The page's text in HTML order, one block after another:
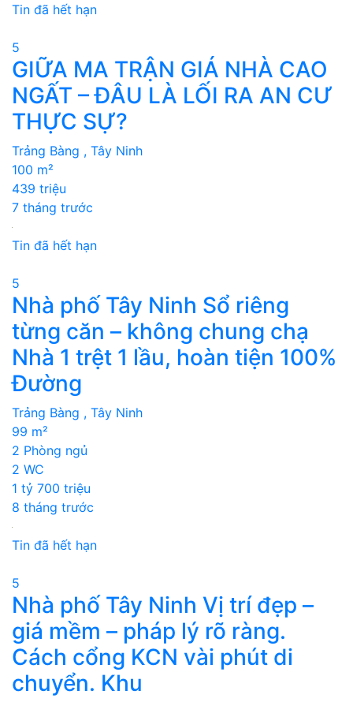
Tin đã hết hạn
5
GIỮA MA TRẬN GIÁ NHÀ CAO
NGẤT – ĐÂU LÀ LỐI RA AN CƯ
THỰC SỰ?
Trảng Bàng , Tây Ninh
100 m²
439 triệu
7 tháng trước
Tin đã hết hạn
5
Nhà phố Tây Ninh Sổ riêng
từng căn – không chung chạ
Nhà 1 trệt 1 lầu, hoàn tiện 100%
Đường
Trảng Bàng , Tây Ninh
99 m²
2 Phòng ngủ
2 WC
1 tỷ 700 triệu
8 tháng trước
Tin đã hết hạn
5
Nhà phố Tây Ninh Vị trí đẹp –
giá mềm – pháp lý rõ ràng.
Cách cổng KCN vài phút di
chuyển. Khu